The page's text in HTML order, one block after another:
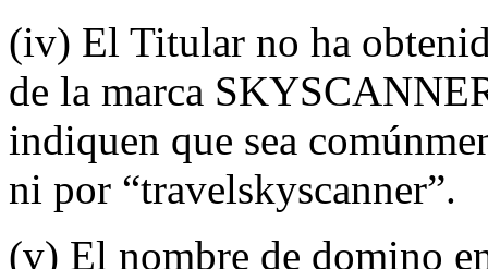
(iv) El Titular no ha
de la marca
indiquen que sea
ni por “travelskyscanner”.
(v) El nombre de domino